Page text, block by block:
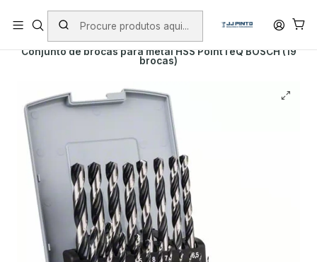
PORTES INCLUÍDOS EM ENCOMENDAS +75€ (excepto ilhas)
Início PRODUTOS ACESSÓRIOS BROCAS
Conjunto de brocas para metal HSS PointTeQ BOSCH (19
brocas)